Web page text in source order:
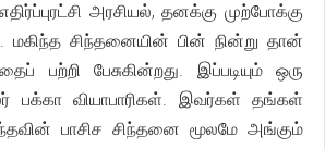
அரசியல், தனக்கு முற்போக்கு
மகிந்த சிந்தனையின் பின் நின்று தான்
பற்றி பேசுகின்றது. இப்படியும் ஒரு
பக்கா வியாபாரிகள். இவர்கள் தங்கள்
பாசிச சிந்தனை மூலமே அங்கும்